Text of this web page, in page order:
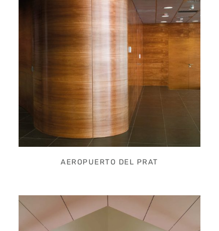
AEROPUERTO DEL PRAT